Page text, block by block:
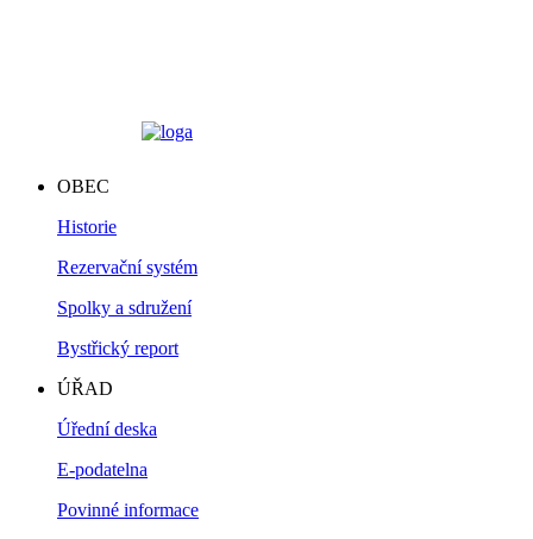
OBEC
Historie
Rezervační systém
Spolky a sdružení
Bystřický report
ÚŘAD
Úřední deska
E-podatelna
Povinné informace